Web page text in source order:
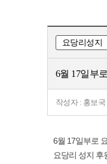
요당리성지
6월 17일부
작성자 : 홍보국
6월 17일부로
요당리 성지 후